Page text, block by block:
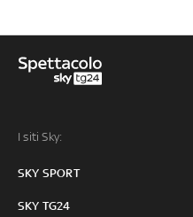
I siti Sky:
SKY SPORT
SKY TG24